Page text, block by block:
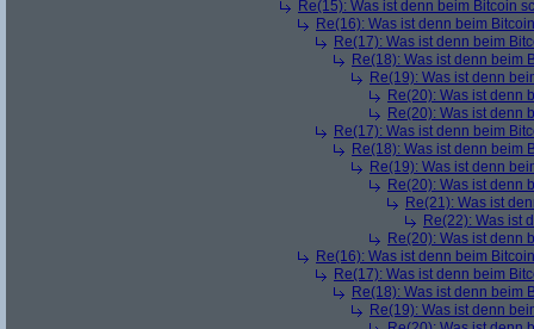
Re(15): Was ist denn beim Bitcoin
Re(16): Was ist denn beim
Re(17): Was ist denn beim
Re(18): Was ist denn beim
Re(19): Was ist denn
Re(20): Was ist denn
Re(20): Was ist denn
Re(17): Was ist denn beim
Re(18): Was ist denn beim
Re(19): Was ist denn
Re(20): Was ist denn
Re(21): Was ist
Re(22): Was ist
Re(20): Was ist denn
Re(16): Was ist denn beim
Re(17): Was ist denn beim
Re(18): Was ist denn beim
Re(19): Was ist denn